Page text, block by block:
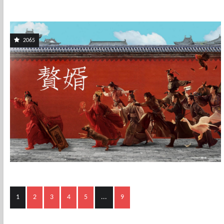
2065
1 2 3 4 5 ... 9